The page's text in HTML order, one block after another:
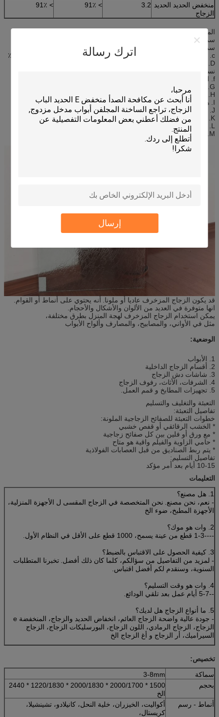
اترك رسالة
إرسال
منخفض الحديد الحديد
الزجاج
3.2 > 91٪ > 91٪
المعايير الفنية
سمك الزجاج: 3-12mm
سمك التسامح: 0.2mm
c. الضوء المرئي (320 ~ 1100nm) نفاذية (3.2mm سمك): أكثر من 91.6٪
D. الحديد المحتوى: 150ppm أدناه
نسبة بواسون: 0.2
f. الكثافة: 2.5g / سيسي
G. يونغ's معامل مطاط: 73Gpa
H. الشد معامل: 42Mpa
I. هيميسفايريوم إشراق: 0.84
J. تورم معامل: 9.03 × 10-6 / درجة مئوية
K. تليين نقطة: 720 درجة مئوية
L. نقطة الصلب: 50 درجة مئوية
M. سلالة نقطة: 500 ° C
قد يكون الزجاج المزخرف عاديا أو ملونا.
أنه يحتوي على أنماط أو القوام.
انها متوفرة في العديد من الألوان والأشكال والأحجام.
يمكن استخدام الزجاج المزخرف لهجة المنزل بطرق مختلفة،
مثل في الأواني، والمصابيح، والمصارف وألواح الأبواب
الوضعية:
1. الأبواب
2. أقسام الزجاج الداخلية
3. شاشات دش الزجاج
4. الشرفات، الأثاث، رفوف الزجاج
5. تجهيزات المطابخ و قمم العمل.
التعبئة والتغليف والتسليم
تفاصيل التعبئة:
خطوات التعبئة للصفائح الزجاجية الملونة:
* الخشب الرقائقي أو قفص خشبي
* مع ورق أو فلين بين كل صفائح زجاجية
* حامي الزاوية والفيلم واقية هو متاح
* يتم ربط الصناديق من قبل العصابات الفولاذية
تفاصيل التسليم:
10-15 أيام بعد أمر مؤكد
التعليمات
1. هل مصنع؟
- نعم، نحن مصنع. نحن المتخصصة في الزجاج المقسى ل الأجهزة المنزلية،
الأجهزة المطبخ، ضوء الخ
2. وات هو موك؟
----1-3 قطع من عينة يسمح، 1000 قطع على الأقل في النظام الأول.
3. كيفية الحصول على الاقتباس بالضبط؟
- لمزيد من التفاصيل من سؤالكم، كلما كان ذلك أفضل. تخبرنا المتطلبات
السنوية، وسنقدم لكم أفضل اقتباس.
4. وات هو وقت التسليم؟
--5-7 أيام عمل بعد تلقي الودائع.
5. ما أنواع الزجاج هل لديك؟
- جودة عالية واضحة الزجاج العائم، انخفاض الحديد والزجاج، المنخفضة e
الزجاج، الزجاج الرمادي، اللون الزجاج، البورسليكات الزجاج، الزجاج
السيراميك، أر الزجاج و أغ الزجاج الخ
تخصيص:
سماكة
3-8mm
بحجم
1500 * 2000/1700 * 2000/1830 * 1220/1830 * 2440
الخ
أنماط - رسم
أكواليت، الخيزران، خلية النحل، كانيلادو، تشينشيلا،
كريستال،